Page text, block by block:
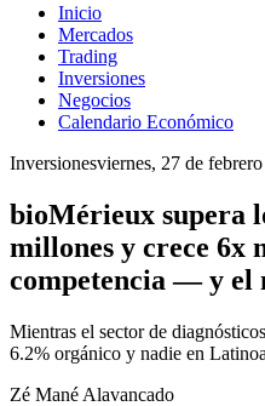
Inicio
Mercados
Trading
Inversiones
Negocios
Calendario Económico
Inversionesviernes, 27 de
bioMérieux supera
millones y crece 6x
competencia — y el
Mientras el sector de
6.2% orgánico y nadie en
Zé Mané Alavancado